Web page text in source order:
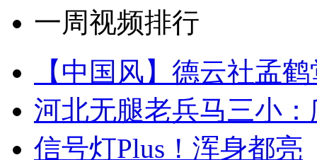
一周视频排行
【中国风】德云社孟
河北无腿老兵马三小
信号灯Plus！浑身都亮